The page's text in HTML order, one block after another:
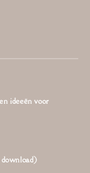
ideeën voor
download)